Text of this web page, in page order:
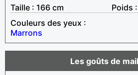
Taille : 166 cm
Poids
Couleurs des yeux :
Marrons
Les goûts de